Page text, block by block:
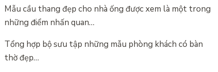
Mẫu cầu thang đẹp cho nhà ống được xem là một trong
những điểm nhấn quan…
Tổng hợp bộ sưu tập những mẫu phòng khách có bàn
thờ đẹp…